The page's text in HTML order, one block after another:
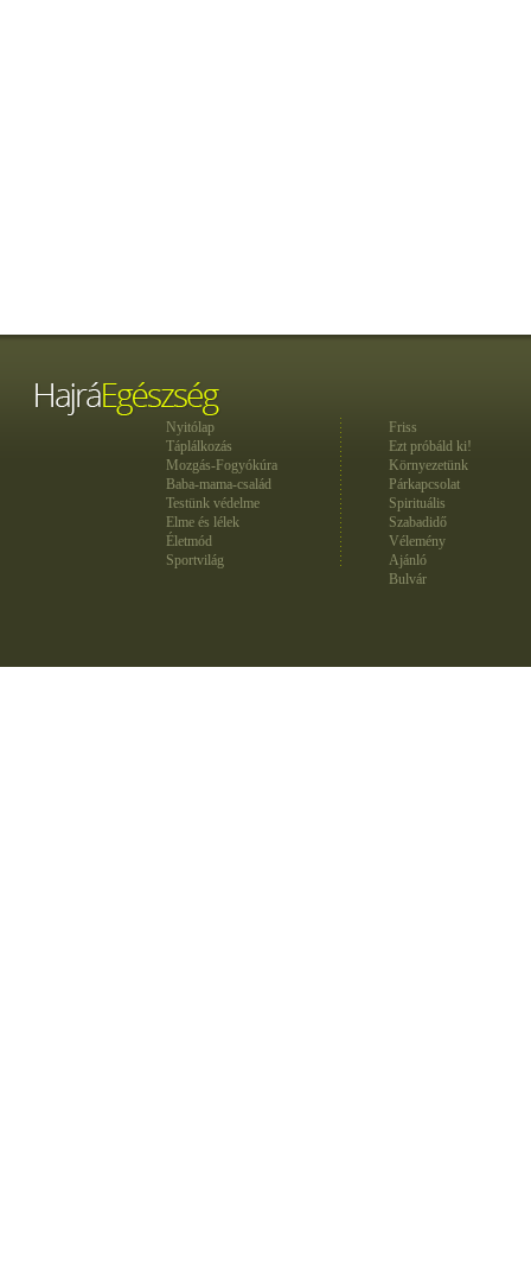
Nyitólap
Táplálkozás
Mozgás-Fogyókúra
Baba-mama-család
Testünk védelme
Elme és lélek
Életmód
Sportvilág
Friss
Ezt próbáld ki!
Környezetünk
Párkapcsolat
Spirituális
Szabadidő
Vélemény
Ajánló
Bulvár